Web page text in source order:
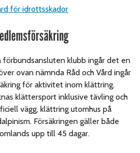
för idrottsskador
förbundsansluten klubb ingår det en
ovan nämnda Råd och Vård ingår
för aktivitet inom klättring.
klättersport inklusive tävling och
vägg, klättring utomhus på
Försäkringen gäller både
upp till 45 dagar.